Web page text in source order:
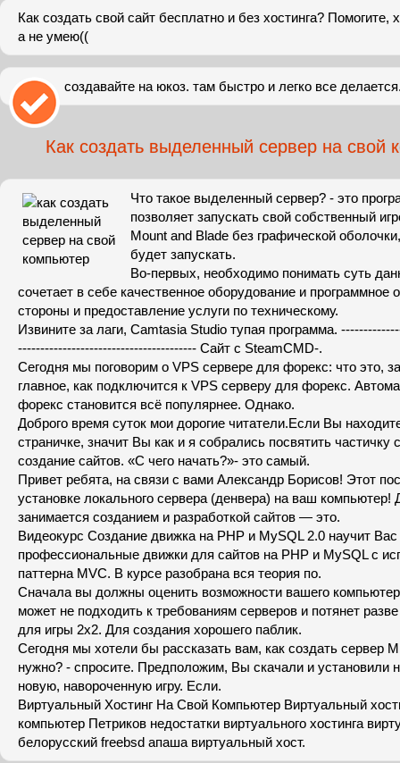
Как создать свой сайт бесплатно и без хостинга? Помогите,
а не умею((
создавайте на юкоз. там быстро и легко все
Как создать выделенный сервер на свой
Что такое выделенный сервер? - это
позволяет запускать свой собственный
Mount and Blade без графической
будет запускать.
Во-первых, необходимо понимать суть
сочетает в себе качественное оборудование и программное
стороны и предоставление услуги по техническому.
Извините за лаги, Camtasia Studio тупая программа.
-------------------------------------­--- Сайт с SteamCMD-.
Сегодня мы поговорим о VPS сервере для форекс: что это,
главное, как подключится к VPS серверу для форекс.
форекс становится всё популярнее. Однако.
Доброго время суток мои дорогие читатели.Если Вы
страничке, значит Вы как и я собрались посвятить частичку
создание сайтов. «С чего начать?»- это самый.
Привет ребята, на связи с вами Александр Борисов! Этот
установке локального сервера (денвера) на ваш компьютер!
занимается созданием и разработкой сайтов — это.
Видеокурс Создание движка на PHP и MySQL 2.0 научит Вас
профессиональные движки для сайтов на PHP и MySQL с
паттерна MVC. В курсе разобрана вся теория по.
Сначала вы должны оценить возможности вашего
может не подходить к требованиям серверов и потянет
для игры 2x2. Для создания хорошего паблик.
Сегодня мы хотели бы рассказать вам, как создать сервер
нужно? - спросите. Предположим, Вы скачали и установили
новую, навороченную игру. Если.
Виртуальный Хостинг На Свой Компьютер Виртуальный
компьютер Петриков недостатки виртуального хостинга
белорусский freebsd апаша виртуальный хост.